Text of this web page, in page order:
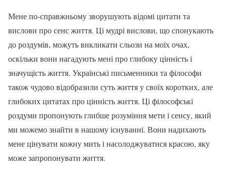
Мене по-справжньому зворушують відомі цитати та
вислови про сенс життя. Ці мудрі вислови, що спонукають
до роздумів, можуть викликати сльози на моїх очах,
оскільки вони нагадують мені про глибоку цінність і
значущість життя. Українські письменники та філософи
також чудово відобразили суть життя у своїх коротких, але
глибоких цитатах про цінність життя. Ці філософські
роздуми пропонують глибше розуміння мети і сенсу, який
ми можемо знайти в нашому існуванні. Вони надихають
мене цінувати кожну мить і насолоджуватися красою, яку
може запропонувати життя.